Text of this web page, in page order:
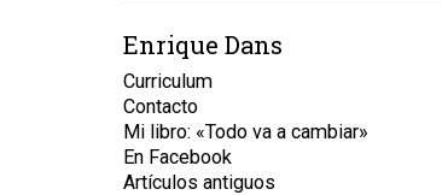
Enrique Dans
Curriculum
Contacto
Mi libro: «Todo va a cambiar»
En Facebook
Artículos antiguos